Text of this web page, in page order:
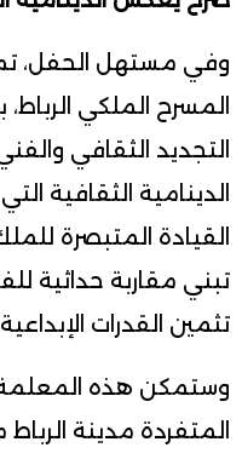
وفي مستهل الحفل،
المسرح الملكي
التجديد الثقافي
الدينامية الثقافية
القيادة المتبصرة
تبني مقاربة حداثية
تثمين القدرات
وستمكن هذه المعلمة
المتفردة مدينة